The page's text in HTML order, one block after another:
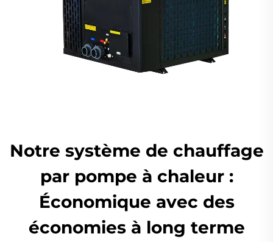
Notre système de chauffage
par pompe à chaleur :
Économique avec des
économies à long terme